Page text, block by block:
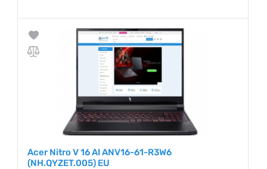
Acer Nitro V 16 AI ANV16-61-R3W6
(NH.QYZET.005) EU